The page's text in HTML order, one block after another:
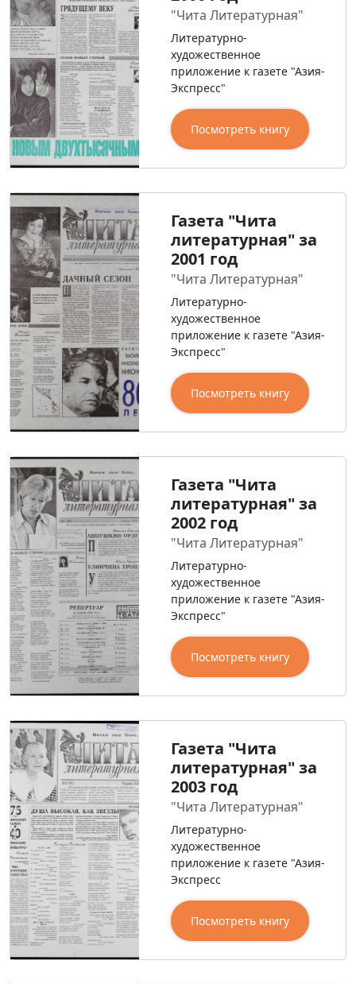
"Чита Литературная"
Литературно-
художественное
приложение к газете "Азия-
Экспресс"
Посмотреть книгу
Газета "Чита
литературная" за
2001 год
"Чита Литературная"
Литературно-
художественное
приложение к газете "Азия-
Экспресс"
Посмотреть книгу
Газета "Чита
литературная" за
2002 год
"Чита Литературная"
Литературно-
художественное
приложение к газете "Азия-
Экспресс"
Посмотреть книгу
Газета "Чита
литературная" за
2003 год
"Чита Литературная"
Литературно-
художественное
приложение к газете "Азия-
Экспресс
Посмотреть книгу